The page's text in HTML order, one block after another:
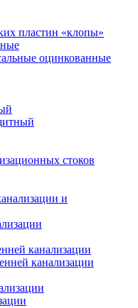
пластин «клопы»
оцинкованные
стоков
и
канализации
канализации